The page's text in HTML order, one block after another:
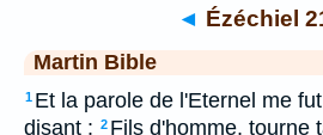
◄ Ézéchiel
Martin Bible
1 Et la parole de l'Eternel me
disant : 2 Fils d'homme, tourne